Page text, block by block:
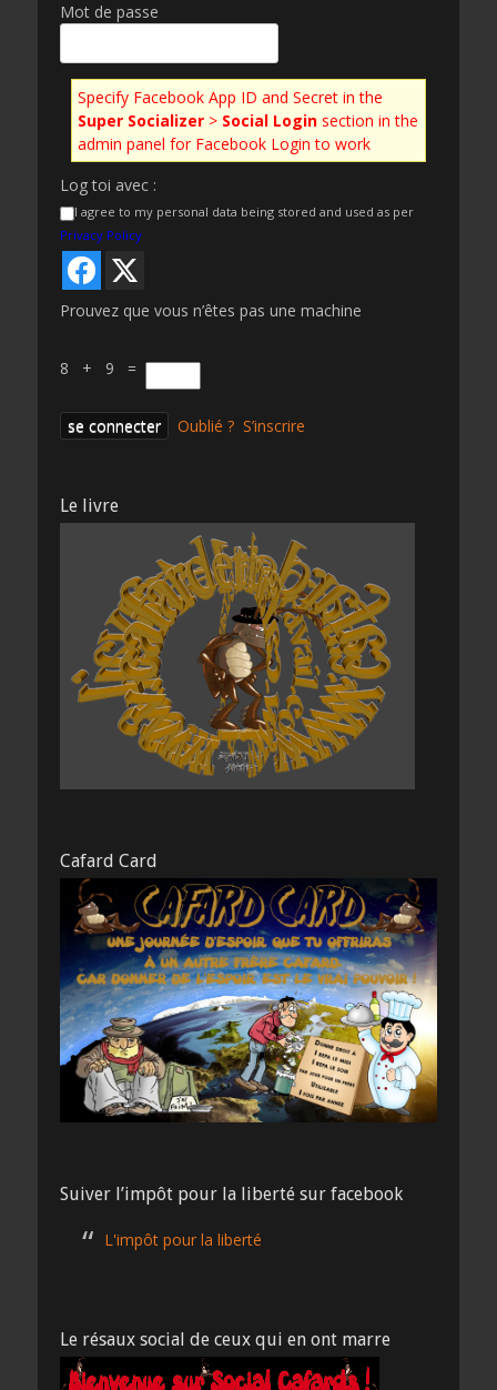
Mot de passe
Specify Facebook App ID and Secret in the
Super Socializer > Social Login section in the
admin panel for Facebook Login to work
Log toi avec :
I agree to my personal data being stored and used as per
Privacy Policy
Prouvez que vous n’êtes pas une machine
8 + 9 =
Oublié ? S’inscrire
Le livre
Cafard Card
Suiver l’impôt pour la liberté sur facebook
L'impôt pour la liberté
Le résaux social de ceux qui en ont marre